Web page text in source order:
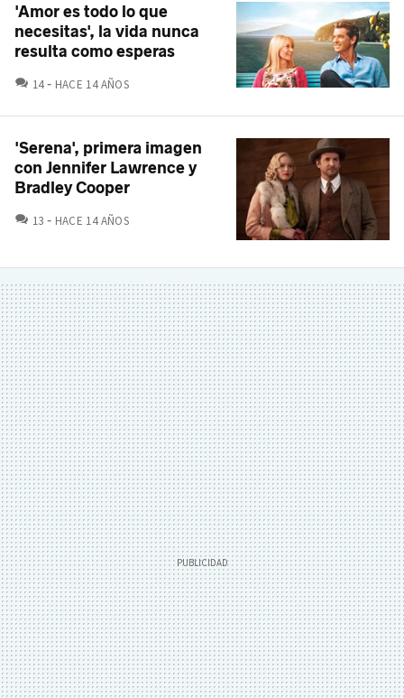
'Amor es todo lo que
necesitas', la vida nunca
resulta como esperas
14 COMENTARIOS
HACE 14 AÑOS
'Serena', primera imagen
con Jennifer Lawrence y
Bradley Cooper
13 COMENTARIOS
HACE 14 AÑOS